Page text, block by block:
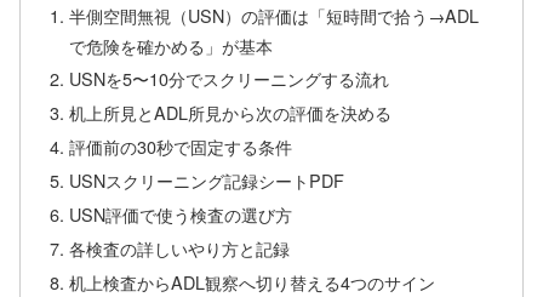
半側空間無視（USN）の評価は「短時間で拾う→ADL
で危険を確かめる」が基本
USNを5〜10分でスクリーニングする流れ
机上所見とADL所見から次の評価を決める
評価前の30秒で固定する条件
USNスクリーニング記録シートPDF
USN評価で使う検査の選び方
各検査の詳しいやり方と記録
机上検査からADL観察へ切り替える4つのサイン